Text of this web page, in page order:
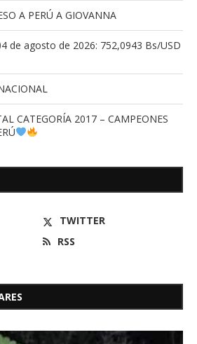
A PERÚ A GIOVANNA
de agosto de 2026: 752,0943 Bs/USD
CATEGORÍA 2017 – CAMPEONES
TWITTER
RSS